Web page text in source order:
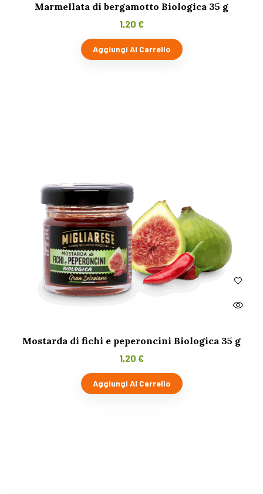
Marmellata di bergamotto Biologica 35 g
1,20 €
Aggiungi Al Carrello
Mostarda di fichi e peperoncini Biologica 35 g
1,20 €
Aggiungi Al Carrello